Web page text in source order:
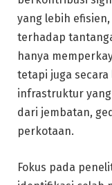
yang lebih
terhadap
hanya
tetapi juga
infrastruktur
dari jembatan,
perkotaan.
Fokus pada